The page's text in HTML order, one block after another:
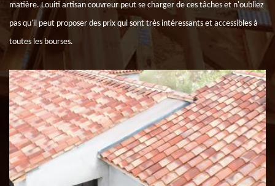
matière. Louiti artisan couvreur peut se charger de ces tâches et n'oubliez
pas qu'il peut proposer des prix qui sont très intéressants et accessibles à
toutes les bourses.